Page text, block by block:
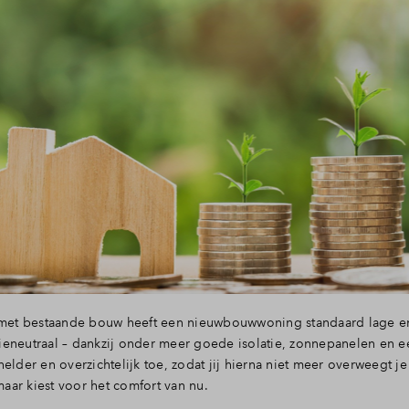
bestaande bouw heeft een nieuwbouwwoning standaard lage
– dankzij onder meer goede isolatie, zonnepanelen en
en overzichtelijk toe, zodat jij hierna niet meer overweegt
kiest voor het comfort van nu.